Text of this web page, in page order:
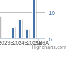
2024B2025B2026A
0
10
Highcharts.com